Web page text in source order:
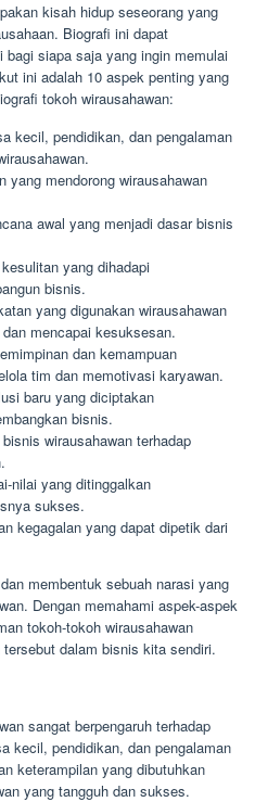
kisah hidup seseorang yang
Biografi ini dapat
siapa saja yang ingin memulai
ini adalah 10 aspek penting yang
tokoh wirausahawan:
kecil, pendidikan, dan pengalaman
yang mendorong wirausahawan
awal yang menjadi dasar bisnis
yang dihadapi
bisnis.
yang digunakan wirausahawan
mencapai kesuksesan.
dan kemampuan
tim dan memotivasi karyawan.
baru yang diciptakan
bisnis.
wirausahawan terhadap
nilai yang ditinggalkan
sukses.
kegagalan yang dapat dipetik dari
membentuk sebuah narasi yang
Dengan memahami aspek-aspek
tokoh-tokoh wirausahawan
dalam bisnis kita sendiri.
sangat berpengaruh terhadap
kecil, pendidikan, dan pengalaman
keterampilan yang dibutuhkan
yang tangguh dan sukses.